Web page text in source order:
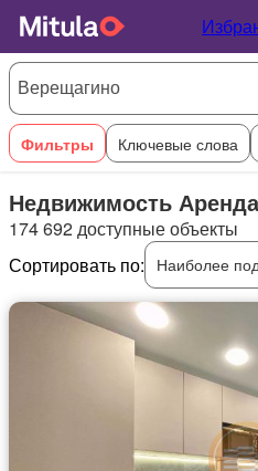
Фильтры Ключевые слова
Недвижимость
174 692 доступные объекты
Сортировать по:
Наиболее